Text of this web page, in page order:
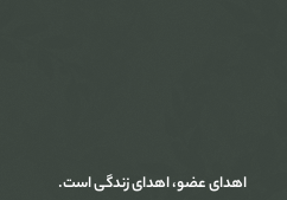
اهدای عضو، اهدای زندگی است.